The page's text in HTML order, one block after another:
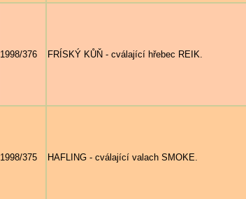
1998/376 FRÍSKÝ KŮŇ - cválající hřebec REIK.
1998/375 HAFLING - cválající valach SMOKE.